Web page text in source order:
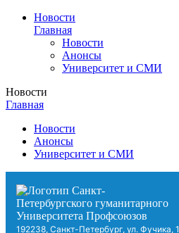
Новости
Главная
Новости
Анонсы
Университет и СМИ
Новости
Главная
Новости
Анонсы
Университет и СМИ
192238, Санкт-Петербург, ул. Фучика,